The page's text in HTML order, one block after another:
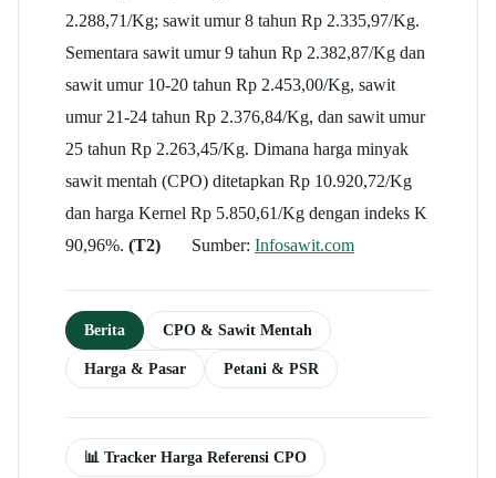
2.288,71/Kg; sawit umur 8 tahun Rp 2.335,97/Kg.
Sementara sawit umur 9 tahun Rp 2.382,87/Kg dan
sawit umur 10-20 tahun Rp 2.453,00/Kg, sawit
umur 21-24 tahun Rp 2.376,84/Kg, dan sawit umur
25 tahun Rp 2.263,45/Kg. Dimana harga minyak
sawit mentah (CPO) ditetapkan Rp 10.920,72/Kg
dan harga Kernel Rp 5.850,61/Kg dengan indeks K
90,96%. (T2) Sumber: Infosawit.com
Berita CPO & Sawit Mentah
Harga & Pasar Petani & PSR
📊 Tracker Harga Referensi CPO